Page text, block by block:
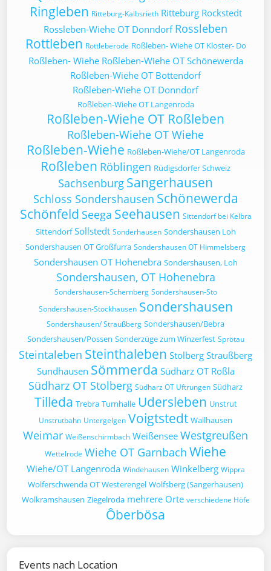
Ringleben Ritteburg-Kalbsrieth Ritteburg Rockstedt
Rossleben-Wiehe OT Donndorf Rossleben
Rottleben Rottleberode Roßleben- Wiehe OT Kloster- Do
Roßleben- Wiehe Roßleben-Wiehe OT Schönewerda
Roßleben-Wiehe OT Bottendorf
Roßleben-Wiehe OT Donndorf
Roßleben-Wiehe OT Langenroda
Roßleben-Wiehe OT Roßleben
Roßleben-Wiehe OT Wiehe
Roßleben-Wiehe Roßleben-Wiehe/OT Langenroda
Roßleben Röblingen Rüdigsdorfer Schweiz
Sachsenburg Sangerhausen
Schloss Sondershausen Schönewerda
Schönfeld Seega Seehausen Sittendorf bei Kelbra
Sittendorf Sollstedt Sonderhausen Sondershausen Loh
Sondershausen OT Großfurra Sondershausen OT Himmelsberg
Sondershausen OT Hohenebra Sondershausen, Loh
Sondershausen, OT Hohenebra
Sondershausen-Schernberg Sondershausen-Sto
Sondershausen-Stockhausen Sondershausen
Sondershausen/ Straußberg Sondershausen/Bebra
Sondershausen/Possen Sonderzüge zum Winzerfest Sprötau
Steintaleben Steinthaleben Stolberg Straußberg
Sundhausen Sömmerda Südharz OT Roßla
Südharz OT Stolberg Südharz OT Uftrungen Südharz
Tilleda Trebra Turnhalle Udersleben Unstrut
Unstrutbahn Untergelgen Voigtstedt Wallhausen
Weimar Weißenschirmbach Weißensee Westgreußen
Wettelrode Wiehe OT Garnbach Wiehe
Wiehe/OT Langenroda Windehausen Winkelberg Wippra
Wolferschwenda OT Westerengel Wolfsberg (Sangerhausen)
Wolkramshausen Ziegelroda mehrere Orte verschiedene Höfe
Ôberbösa
Events nach Location